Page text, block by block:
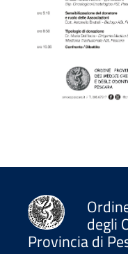
degli
Provincia di